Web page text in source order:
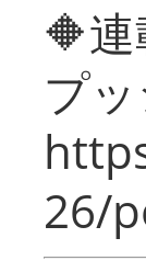
🔶
プ
26/